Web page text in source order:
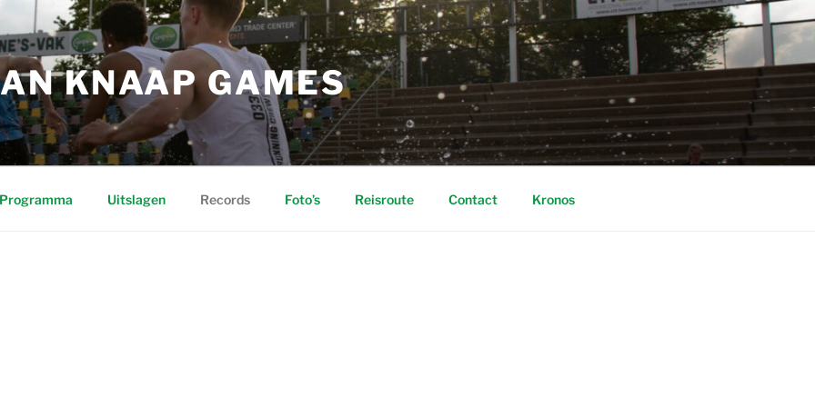
KNAAP GAMES
Programma Uitslagen Records Foto’s Reisroute Contact Kronos